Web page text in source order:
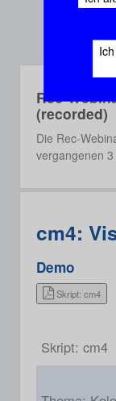
Rec-
(recorded)
Die Rec-
vergangenen
cm4:
Demo
Skript: cm4
Skript: cm4